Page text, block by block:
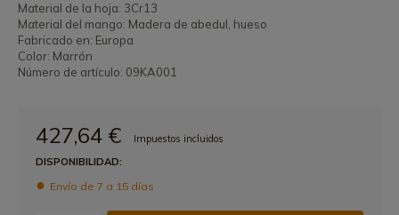
Material de la hoja: 3Cr13
Material del mango: Madera de abedul, hueso
Fabricado en: Europa
Color: Marrón
Número de artículo: 09KA001
427,64 €
Impuestos incluidos
DISPONIBILIDAD:
Envío de 7 a 15 días